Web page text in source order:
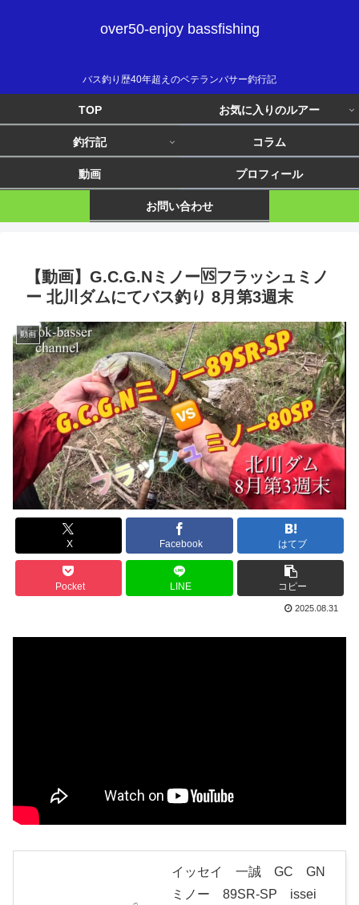
over50-enjoy bassfishing
バス釣り歴40年超えのベテランバサー釣行記
TOP お気に入りのルアー
釣行記 コラム
動画 プロフィール
お問い合わせ
【動画】G.C.G.Nミノー🆚フラッシュミノ
ー 北川ダムにてバス釣り 8月第3週末
動画
X Facebook はてブ
Pocket LINE コピー
2025.08.31
イッセイ 一誠 GC GN
ミノー 89SR-SP issei